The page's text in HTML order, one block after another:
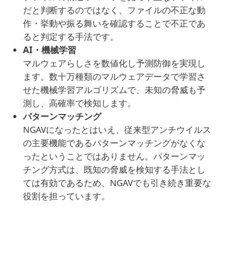
だと判断するのではなく、ファイルの不正な動
作・挙動や振る舞いを確認することで不正であ
ると判定する手法です。
AI・機械学習
マルウェアらしさを数値化し予測防御を実現し
ます。数十万種類のマルウェアデータで学習さ
せた機械学習アルゴリズムで、未知の脅威も予
測し、高確率で検知します。
パターンマッチング
NGAVになったとはいえ、従来型アンチウイルス
の主要機能であるパターンマッチングがなくな
ったということではありません。パターンマッ
チング方式は、既知の脅威を検知する手法とし
ては有効であるため、NGAVでも引き続き重要な
役割を担っています。